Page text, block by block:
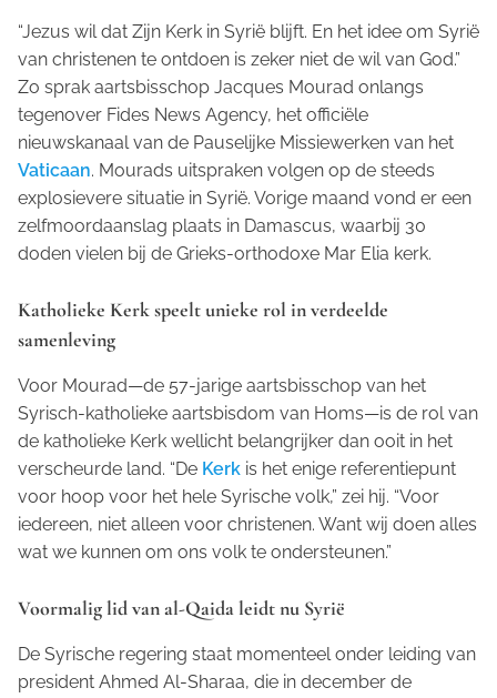
“Jezus wil dat Zijn Kerk in Syrië blijft. En het idee om Syrië
van christenen te ontdoen is zeker niet de wil van God.”
Zo sprak aartsbisschop Jacques Mourad onlangs
tegenover Fides News Agency, het officiële
nieuwskanaal van de Pauselijke Missiewerken van het
Vaticaan. Mourads uitspraken volgen op de steeds
explosievere situatie in Syrië. Vorige maand vond er een
zelfmoordaanslag plaats in Damascus, waarbij 30
doden vielen bij de Grieks-orthodoxe Mar Elia kerk.
Katholieke Kerk speelt unieke rol in verdeelde
samenleving
Voor Mourad—de 57-jarige aartsbisschop van het
Syrisch-katholieke aartsbisdom van Homs—is de rol van
de katholieke Kerk wellicht belangrijker dan ooit in het
verscheurde land. “De Kerk is het enige referentiepunt
voor hoop voor het hele Syrische volk,” zei hij. “Voor
iedereen, niet alleen voor christenen. Want wij doen alles
wat we kunnen om ons volk te ondersteunen.”
Voormalig lid van al-Qaida leidt nu Syrië
De Syrische regering staat momenteel onder leiding van
president Ahmed Al-Sharaa, die in december de